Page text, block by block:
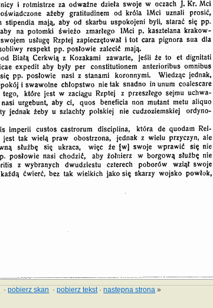
·pobierz skan ·pobierz tekst·następna strona »